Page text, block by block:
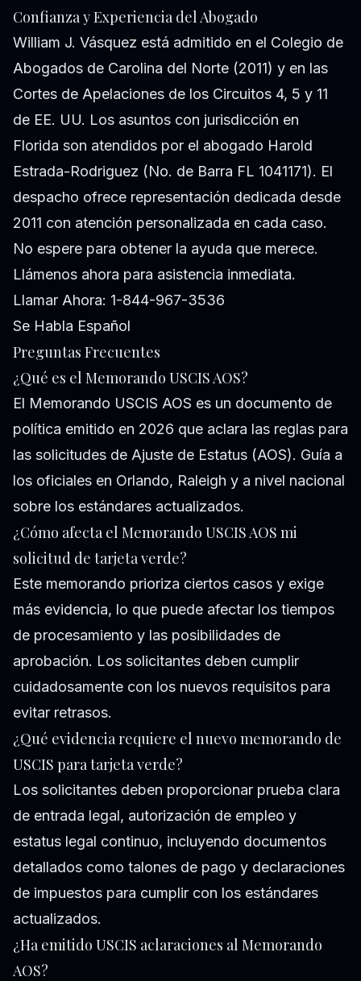
Confianza y Experiencia del Abogado
William J. Vásquez está admitido en el Colegio de
Abogados de Carolina del Norte (2011) y en las
Cortes de Apelaciones de los Circuitos 4, 5 y 11
de EE. UU. Los asuntos con jurisdicción en
Florida son atendidos por el abogado Harold
Estrada-Rodriguez (No. de Barra FL 1041171). El
despacho ofrece representación dedicada desde
2011 con atención personalizada en cada caso.
No espere para obtener la ayuda que merece.
Llámenos ahora para asistencia inmediata.
Llamar Ahora: 1-844-967-3536
Se Habla Español
Preguntas Frecuentes
¿Qué es el Memorando USCIS AOS?
El Memorando USCIS AOS es un documento de
política emitido en 2026 que aclara las reglas para
las solicitudes de Ajuste de Estatus (AOS). Guía a
los oficiales en Orlando, Raleigh y a nivel nacional
sobre los estándares actualizados.
¿Cómo afecta el Memorando USCIS AOS mi
solicitud de tarjeta verde?
Este memorando prioriza ciertos casos y exige
más evidencia, lo que puede afectar los tiempos
de procesamiento y las posibilidades de
aprobación. Los solicitantes deben cumplir
cuidadosamente con los nuevos requisitos para
evitar retrasos.
¿Qué evidencia requiere el nuevo memorando de
USCIS para tarjeta verde?
Los solicitantes deben proporcionar prueba clara
de entrada legal, autorización de empleo y
estatus legal continuo, incluyendo documentos
detallados como talones de pago y declaraciones
de impuestos para cumplir con los estándares
actualizados.
¿Ha emitido USCIS aclaraciones al Memorando
AOS?